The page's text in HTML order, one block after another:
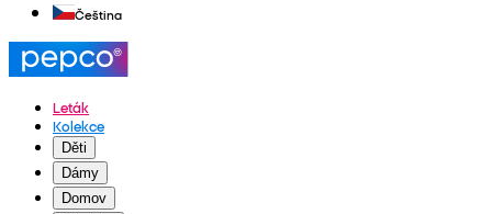
Čeština
Leták
Kolekce
Děti
Dámy
Domov